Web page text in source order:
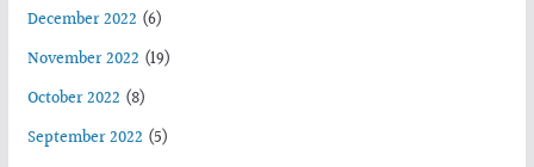
December 2022 (6)
November 2022 (19)
October 2022 (8)
September 2022 (5)